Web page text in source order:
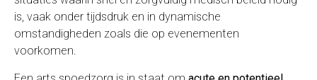
is, vaak onder tijdsdruk en in dynamische
omstandigheden zoals die op evenementen
voorkomen.